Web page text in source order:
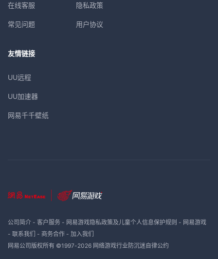
在线客服
常见问题
隐私政策
用户协议
友情链接
UU远程
UU加速器
网易千千壁纸
公司简介- 客户服务- 网易游戏隐私政策及儿童个人信息保护规则 - 网易游戏
- 联系我们 - 商务合作- 加入我们
网易公司版权所有 ©1997-2026 网络游戏行业防沉迷自律公约